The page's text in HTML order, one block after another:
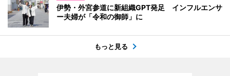
伊勢・外宮参道に新組織GPT発足 インフルエンサ
ー夫婦が「令和の御師」に
もっと見る